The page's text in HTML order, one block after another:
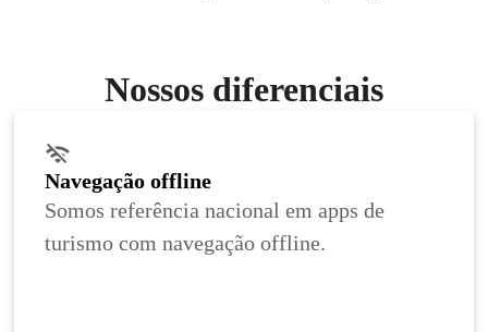
Nossos diferenciais
Navegação offline
Somos referência nacional em apps de
turismo com navegação offline.